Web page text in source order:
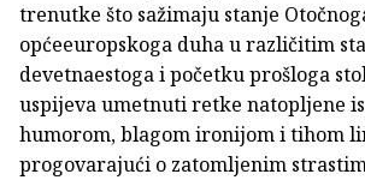
trenutke što sažimaju stanje
općeeuropskoga duha u različitim
devetnaestoga i početku prošloga
uspijeva umetnuti retke natopljene
humorom, blagom ironijom i tihom
progovarajući o zatomljenim